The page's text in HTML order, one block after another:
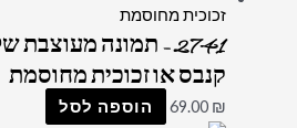
קנבס או זכוכית מחוסמת
69.00 ₪ הוספה לסל